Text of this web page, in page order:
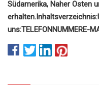
Südamerika, Naher Osten
erhalten.Inhaltsverzeichnis:
uns:TELEFONNUMMERE-